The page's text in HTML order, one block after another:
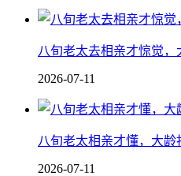
八旬老太去相亲才惊觉
2026-07-11
八旬老太相亲才懂，大
2026-07-11